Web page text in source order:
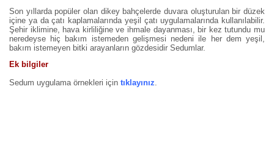
Son yıllarda popüler olan dikey bahçelerde duvara oluşturulan bir düzek
içine ya da çatı kaplamalarında yeşil çatı uygulamalarında kullanılabilir.
Şehir iklimine, hava kirliliğine ve ihmale dayanması, bir kez tutundu mu
neredeyse hiç bakım istemeden gelişmesi nedeni ile her dem yeşil,
bakım istemeyen bitki arayanların gözdesidir Sedumlar.
Ek bilgiler
Sedum uygulama örnekleri için tıklayınız.